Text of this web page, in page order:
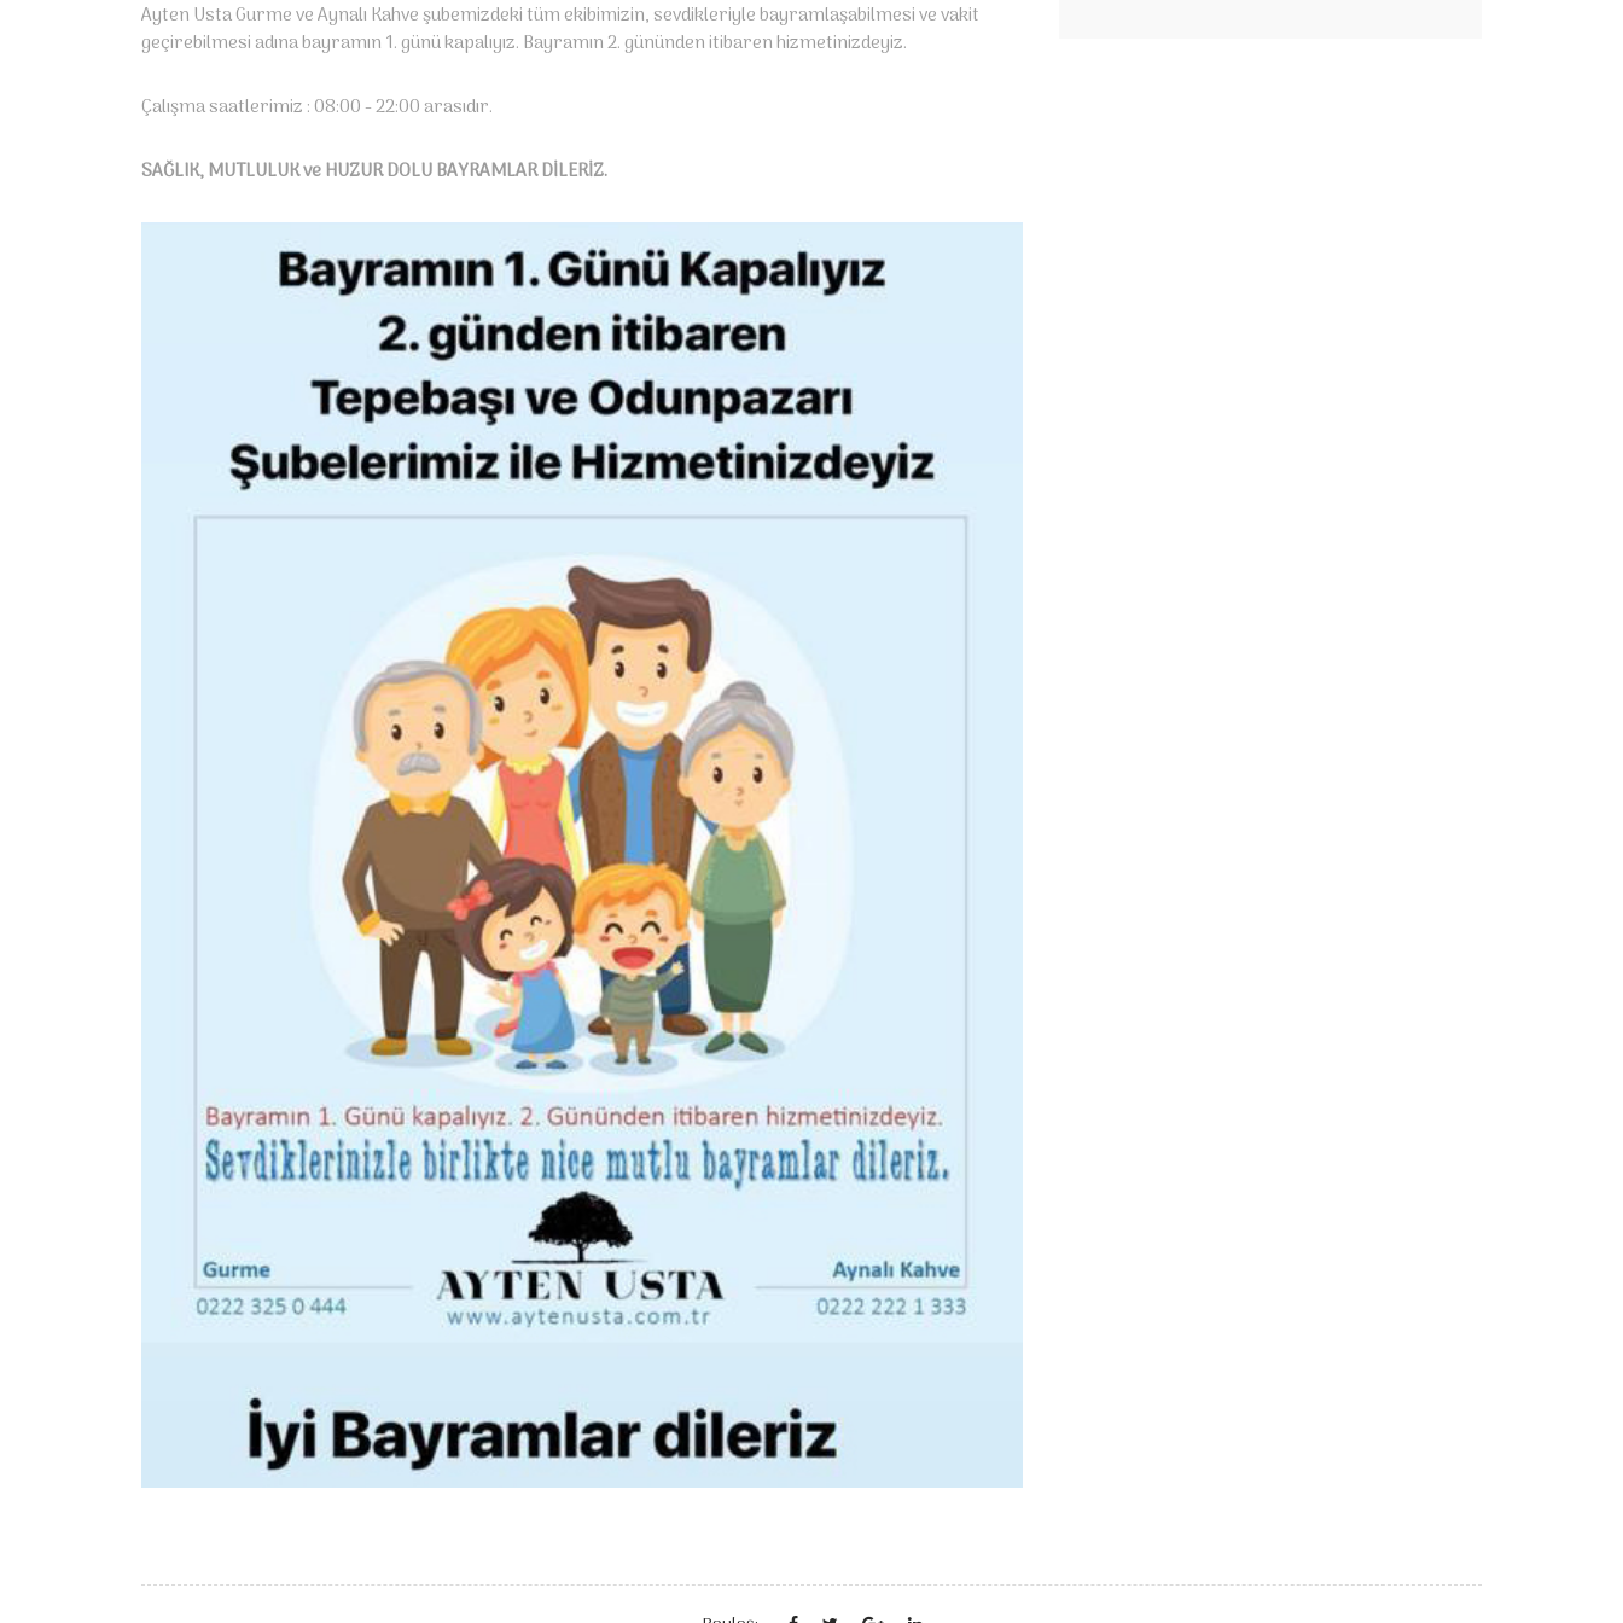
Ayten Usta Gurme ve Aynalı Kahve şubemizdeki tüm ekibimizin, sevdikleriyle bayramlaşabilmesi ve vakit
geçirebilmesi adına bayramın 1. günü kapalıyız. Bayramın 2. gününden itibaren hizmetinizdeyiz.
Çalışma saatlerimiz : 08:00 - 22:00 arasıdır.
SAĞLIK, MUTLULUK ve HUZUR DOLU BAYRAMLAR DİLERİZ.